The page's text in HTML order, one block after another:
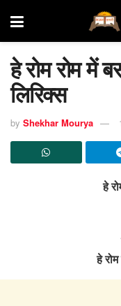
हे रोम रोम में
लिरिक्स
by Shekhar Mourya
हे
हे